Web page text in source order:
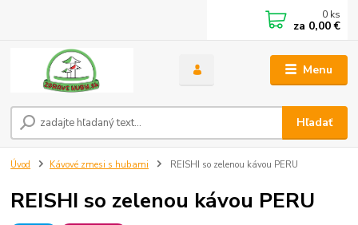
Menu
Hľadať
0 ks
za 0,00 €
Úvod Kávové zmesi s hubami REISHI so zelenou kávou PERU
REISHI so zelenou kávou PERU